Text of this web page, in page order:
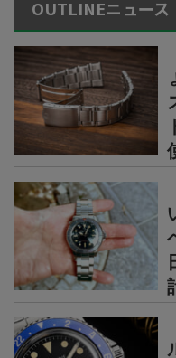
OUTLINEニュース